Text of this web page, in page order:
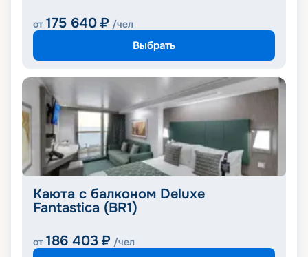
от 175 640 ₽ /чел
Выбрать
Каюта с балконом Deluxe
Fantastica (BR1)
от 186 403 ₽ /чел